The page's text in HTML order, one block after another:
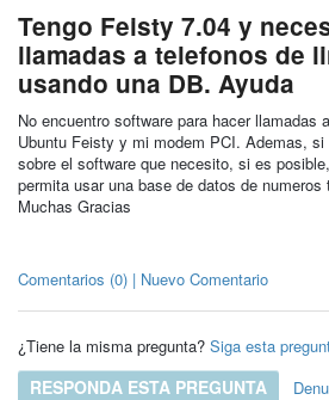
Tengo Feisty 7.04 y
llamadas a telefonos de
usando una DB. Ayuda
No encuentro software para hacer llamadas
Ubuntu Feisty y mi modem PCI. Ademas,
sobre el software que necesito, si es
permita usar una base de datos de numeros
Muchas Gracias
Comentarios (0) | Nuevo Comentario
¿Tiene la misma pregunta? Siga esta
RESPONDA ESTA PREGUNTA